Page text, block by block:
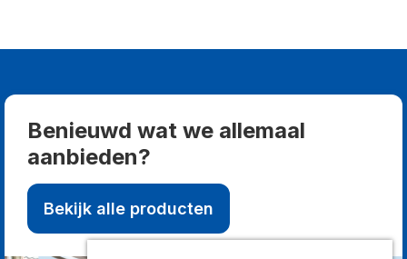
Benieuwd wat we allemaal
aanbieden?
Bekijk alle producten